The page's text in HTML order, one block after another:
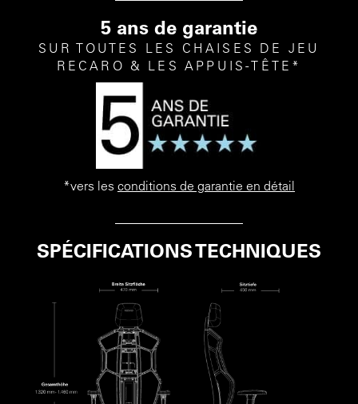
5 ans de garantie
SUR TOUTES LES CHAISES DE JEU
RECARO & LES APPUIS-TÊTE*
*vers les conditions de garantie en détail
SPÉCIFICATIONS TECHNIQUES